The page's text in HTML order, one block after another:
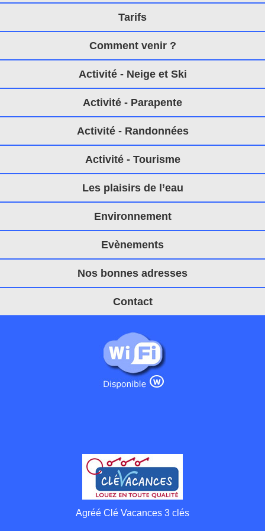
Tarifs
Comment venir ?
Activité - Neige et Ski
Activité - Parapente
Activité - Randonnées
Activité - Tourisme
Les plaisirs de l’eau
Environnement
Evènements
Nos bonnes adresses
Contact
Agréé Clé Vacances 3 clés